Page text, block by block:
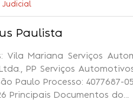
Judicial
Paulista
Vila Mariana Serviços
PP Serviços
Paulo Processo: 4077687-
Principais Documentos do…